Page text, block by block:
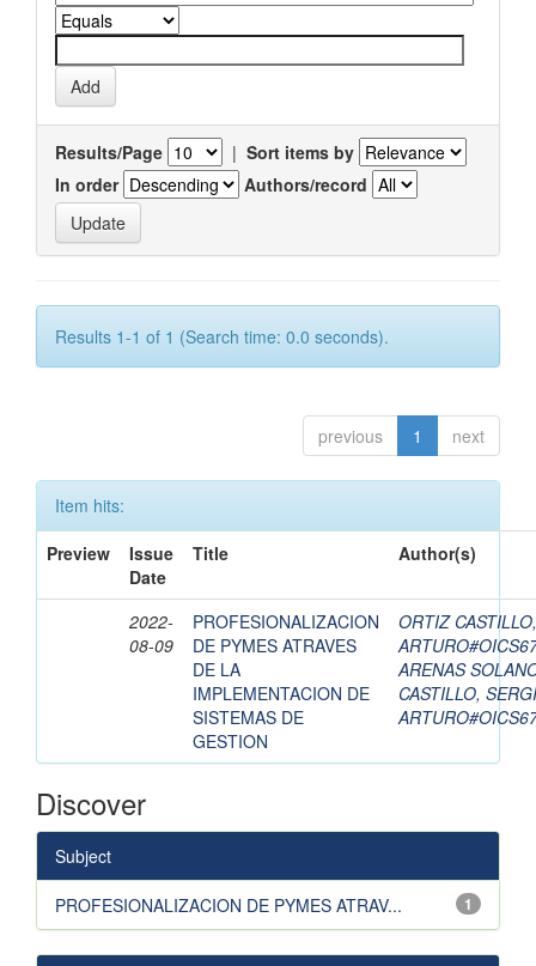
Results/Page | Sort items by
In order
Authors/record
Results 1-1 of 1 (Search time: 0.0 seconds).
previous 1 next
Item hits:
Preview
Issue
Date
Title Author(s)
2022-
08-09
PROFESIONALIZACION
DE PYMES ATRAVES
DE LA
IMPLEMENTACION DE
SISTEMAS DE
GESTION
ORTIZ
ARENAS
CASTILLO,
Discover
Subject
1
PROFESIONALIZACION DE PYMES ATRAV...